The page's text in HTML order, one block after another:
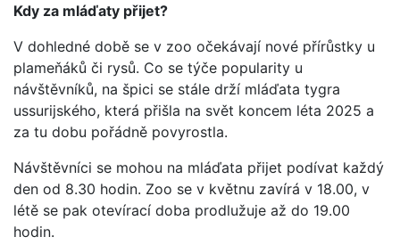
Kdy za mláďaty přijet?
V dohledné době se v zoo očekávají nové přírůstky u
plameňáků či rysů. Co se týče popularity u
návštěvníků, na špici se stále drží mláďata tygra
ussurijského, která přišla na svět koncem léta 2025 a
za tu dobu pořádně povyrostla.
Návštěvníci se mohou na mláďata přijet podívat každý
den od 8.30 hodin. Zoo se v květnu zavírá v 18.00, v
létě se pak otevírací doba prodlužuje až do 19.00
hodin.